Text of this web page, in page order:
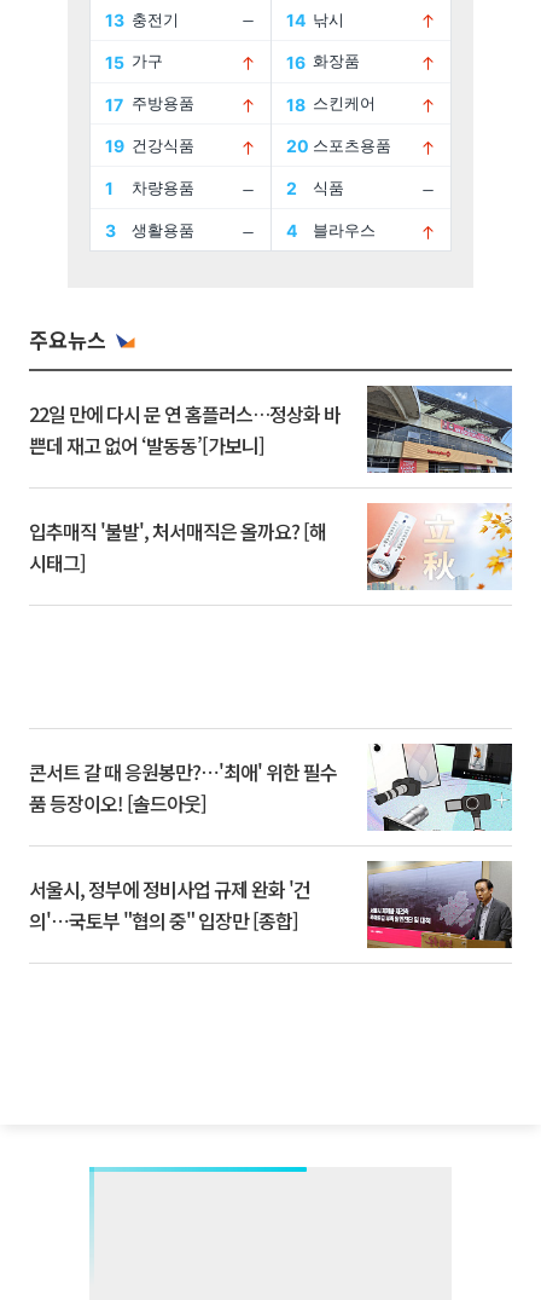
주요뉴스
22일 만에 다시 문 연 홈플러스…정상화 바
쁜데 재고 없어 ‘발동동’[가보니]
입추매직 '불발', 처서매직은 올까요? [해
시태그]
콘서트 갈 때 응원봉만?⋯'최애' 위한 필수
품 등장이오! [솔드아웃]
서울시, 정부에 정비사업 규제 완화 '건
의'⋯국토부 "협의 중" 입장만 [종합]